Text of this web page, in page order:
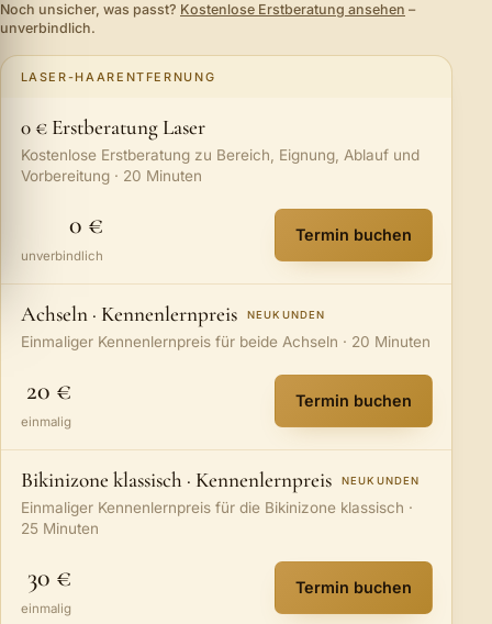
Noch unsicher, was passt? Kostenlose Erstberatung ansehen –
unverbindlich.
LASER-HAARENTFERNUNG
0 € Erstberatung Laser
Kostenlose Erstberatung zu Bereich, Eignung, Ablauf und
Vorbereitung · 20 Minuten
0 €
unverbindlich
Termin buchen
:0 €
Achseln · Kennenlernpreis NEUKUNDEN
Einmaliger Kennenlernpreis für beide Achseln · 20 Minuten
20 €
einmalig
Termin buchen
:Achseln ·
Bikinizone klassisch · Kennenlernpreis NEUKUNDEN
Einmaliger Kennenlernpreis für die Bikinizone klassisch ·
25 Minuten
30 €
einmalig
Termin buchen
:Bikinizone